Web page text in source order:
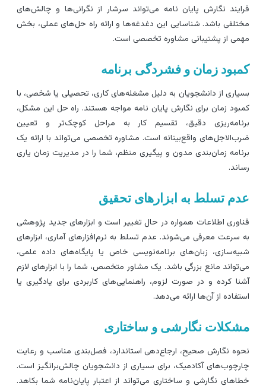
نگارش پایان نامه می‌تواند سرشار از نگرانی‌ها و چالش‌های
باشد. شناسایی این دغدغه‌ها و ارائه راه حل‌های عملی، بخش
از پشتیبانی مشاوره تخصصی است.
زمان و فشردگی برنامه
از دانشجویان به دلیل مشغله‌های کاری، تحصیلی یا شخصی، با
زمان برای نگارش پایان نامه مواجه هستند. راه حل این مشکل،
دقیق، تقسیم کار به مراحل کوچک‌تر و تعیین
واقع‌بینانه است. مشاوره تخصصی می‌تواند با ارائه یک
زمان‌بندی مدون و پیگیری منظم، شما را در مدیریت زمان یاری
تسلط به ابزارهای تحقیق
اطلاعات همواره در حال تغییر است و ابزارهای جدید پژوهشی
سرعت معرفی می‌شوند. عدم تسلط به نرم‌افزارهای آماری، ابزارهای
زبان‌های برنامه‌نویسی خاص یا پایگاه‌های داده علمی،
مانع بزرگی باشد. یک مشاور متخصص، شما را با ابزارهای لازم
کرده و در صورت لزوم، راهنمایی‌های کاربردی برای یادگیری یا
از آن‌ها ارائه می‌دهد.
نگارشی و ساختاری
نگارش صحیح، ارجاع‌دهی استاندارد، فصل‌بندی مناسب و رعایت
آکادمیک، برای بسیاری از دانشجویان چالش‌برانگیز است.
نگارشی و ساختاری می‌تواند از اعتبار پایان‌نامه شما بکاهد.